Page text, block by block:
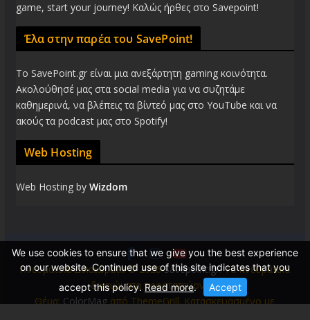
game, start your journey! Καλώς ήρθες στο Savepoint!
Έλα στην παρέα του SavePoint!
Το SavePoint.gr είναι μια ανεξάρτητη gaming κοινότητα.
Ακολούθησέ μας στα social media για να συζητάμε
καθημερινά, να βλέπεις τα βίντεό μας στο YouTube και να
ακούς τα podcast μας στο Spotify!
Web Hosting
Web Hosting by Wizdom
Πνευματικά Δικαιώματα © 2026Savepoint.gr. Τα πνευματικά
δικαιώματα προστατεύονται.
Θέμα:ColorMagαπό ThemeGrill. Κατασκευασμένο με
We use cookies to ensure that we give you the best experience
on our website. Continued use of this site indicates that you
accept this policy.Read more. Accept